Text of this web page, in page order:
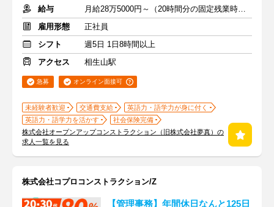
給与
月給28万5000円～（20時間分の固定残業時間代を含む）
雇用形態
正社員
シフト
週5日 1日8時間以上
アクセス
相生山駅
急募 オンライン面接可
未経験者歓迎 交通費支給
英語力・語学力が身に付く
英語力・語学力を活かす
社会保険完備
株式会社オープンアップコンストラクション（旧株式会社夢真）の
求人一覧を見る
株式会社コプロコンストラクション/Z
【管理事務】年間休日なんと125日